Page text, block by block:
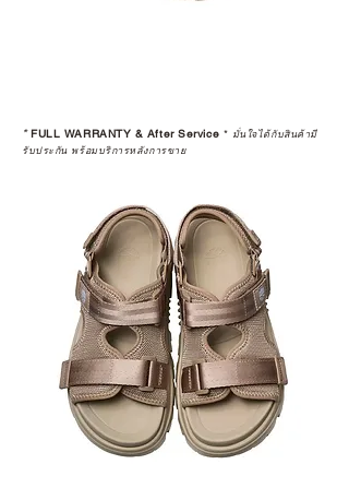
*FULL WARRANTY & After Service * มั่นใจได้กับสินค้ามี
รับประกัน พร้อมบริการหลังการขาย